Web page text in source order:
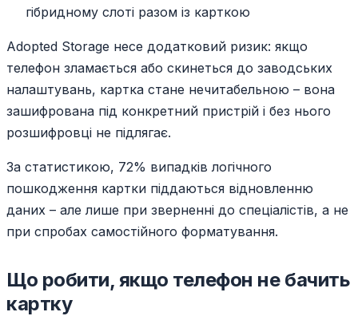
гібридному слоті разом із карткою
Adopted Storage несе додатковий ризик: якщо
телефон зламається або скинеться до заводських
налаштувань, картка стане нечитабельною – вона
зашифрована під конкретний пристрій і без нього
розшифровці не підлягає.
За статистикою, 72% випадків логічного
пошкодження картки піддаються відновленню
даних – але лише при зверненні до спеціалістів, а не
при спробах самостійного форматування.
Що робити, якщо телефон не бачить
картку